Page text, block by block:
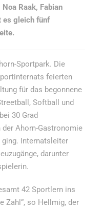
Raak, Fabian
es gleich fünf
Sportpark. Die
feierten
für das begonnene
Softball und
30 Grad
Ahorn-Gastronomie
ging. Internatsleiter
darunter
42 Sportlern ins
Zahl“, so Hellmig, der